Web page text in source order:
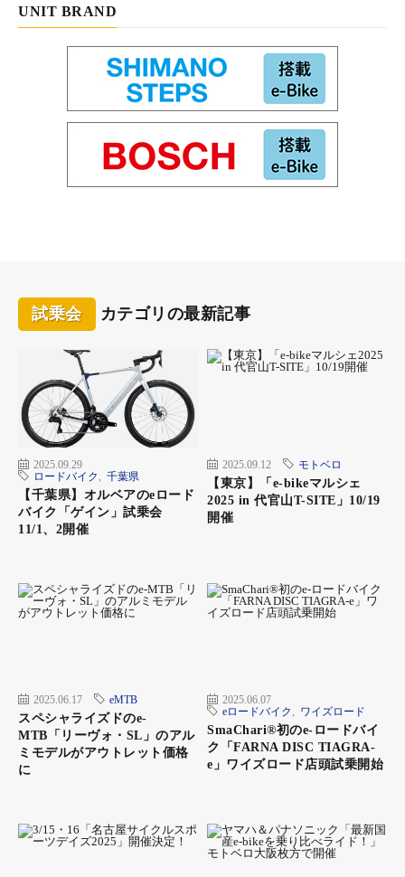
UNIT BRAND
試乗会 カテゴリの最新記事
2025.09.29
ロードバイク
千葉県
【千葉県】オルベアのeロード
バイク「ゲイン」試乗会
11/1、2開催
2025.09.12 モトベロ
【東京】「e-bikeマルシェ
2025 in 代官山T-SITE」10/19
開催
2025.06.17 eMTB
スペシャライズドのe-
MTB「リーヴォ・SL」のアル
ミモデルがアウトレット価格
に
2025.06.07
eロードバイク
ワイズロード
SmaChari®︎初のe-ロードバイ
ク「FARNA DISC TIAGRA-
e」ワイズロード店頭試乗開始